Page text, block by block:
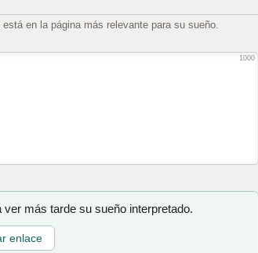
en la página más relevante para su sueño.
1000
más tarde su sueño interpretado.
enlace